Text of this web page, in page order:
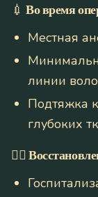
💉Во время
Местная
линии
Подтяжка
глубоких
💆‍♀️